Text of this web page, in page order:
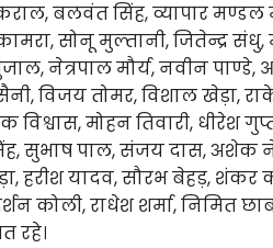
बलवंत सिंह, व्यापार मण्डल
सोनू मुल्तानी, जितेन्द्र
नेत्रपाल मौर्य, नवीन पाण्डे,
विजय तोमर, विशाल खेड़ा,
मोहन तिवारी, धीरेश
सिंह, सुभाष पाल, संजय दास,
हरीश यादव, सौरभ बेहड़, शंकर
कोली, राधेश शर्मा, निमित
रहे।